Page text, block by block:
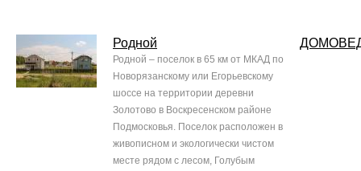
Родной
Родной – поселок в 65 км от МКАД по
Новорязанскому или Егорьевскому
шоссе на территории деревни
Золотово в Воскресенском районе
Подмосковья. Поселок расположен в
живописном и экологически чистом
месте рядом с лесом, Голубым